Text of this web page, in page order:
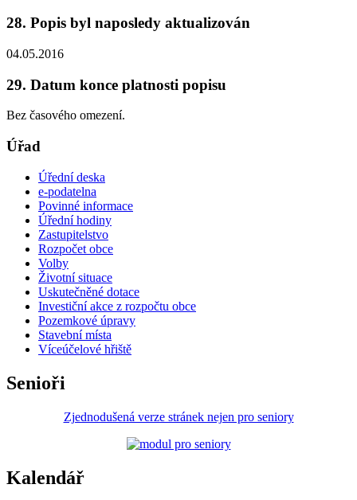
28. Popis byl naposledy aktualizován
04.05.2016
29. Datum konce platnosti popisu
Bez časového omezení.
Úřad
Úřední deska
e-podatelna
Povinné informace
Úřední hodiny
Zastupitelstvo
Rozpočet obce
Volby
Životní situace
Uskutečněné dotace
Investiční akce z rozpočtu obce
Pozemkové úpravy
Stavební místa
Víceúčelové hřiště
Senioři
Zjednodušená verze stránek nejen pro seniory
Kalendář